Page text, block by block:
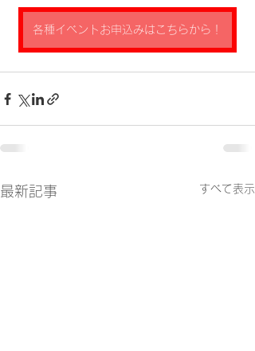
各種イベントお申込みはこちらから！
最新記事 すべて表示